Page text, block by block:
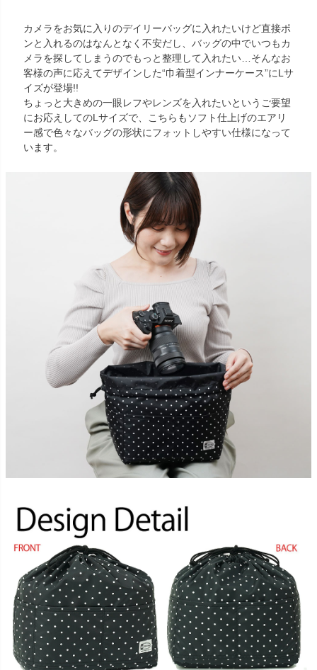
カメラをお気に入りのデイリーバッグに入れたいけど直接ポ
ンと入れるのはなんとなく不安だし、バッグの中でいつもカ
メラを探してしまうのでもっと整理して入れたい…そんなお
客様の声に応えてデザインした“巾着型インナーケース”にLサ
イズが登場!!
ちょっと大きめの一眼レフやレンズを入れたいというご要望
にお応えしてのLサイズで、こちらもソフト仕上げのエアリ
ー感で色々なバッグの形状にフォットしやすい仕様になって
います。